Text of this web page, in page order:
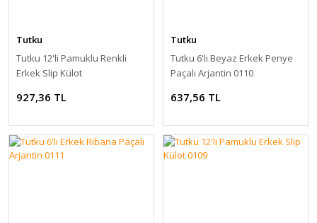
Tutku
Tutku 12'li Pamuklu Renkli
Erkek Slip Külot
927,36 TL
Tutku
Tutku 6'lı Beyaz Erkek Penye
Paçalı Arjantin 0110
637,56 TL